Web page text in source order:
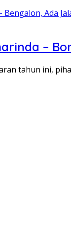
–
tahun ini,